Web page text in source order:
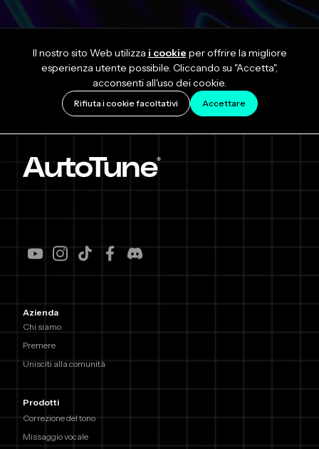
Il nostro sito Web utilizza i cookie per offrire la migliore
esperienza utente possibile. Cliccando su "Accetta",
acconsenti all'uso dei cookie.
Rifiuta i cookie facoltativi Accettare
Azienda
Chi siamo
Premere
Unisciti alla comunità
Prodotti
Correzione del tono
Missaggio vocale